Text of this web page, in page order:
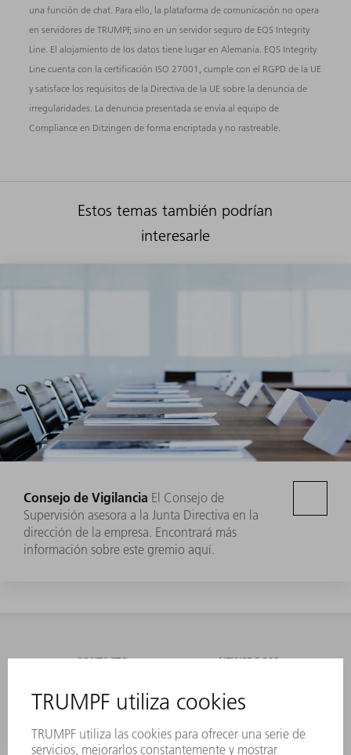
una función de chat. Para ello, la plataforma de comunicación no opera
en servidores de TRUMPF, sino en un servidor seguro de EQS Integrity
Line. El alojamiento de los datos tiene lugar en Alemania. EQS Integrity
Line cuenta con la certificación ISO 27001, cumple con el RGPD de la UE
y satisface los requisitos de la Directiva de la UE sobre la denuncia de
irregularidades. La denuncia presentada se envía al equipo de
Compliance en Ditzingen de forma encriptada y no rastreable.
Estos temas también podrían
interesarle
Consejo de Vigilancia El Consejo de
Supervisión asesora a la Junta Directiva en la
dirección de la empresa. Encontrará más
información sobre este gremio aquí.
CONTACTO NEWSROOM
EVENTOS Y
SUSCRIPCIÓN AL BOLETÍN